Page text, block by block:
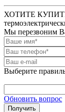
ХОТИТЕ КУПИТЬ
Мы перезвоним
Выберите
Обновить вопрос